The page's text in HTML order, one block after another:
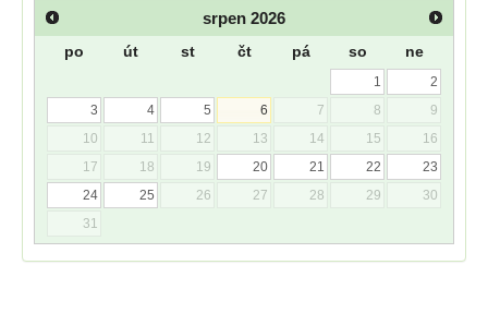
srpen 2026
po út st čt pá so ne
1
2
3
4 5 6 7 8
9
10
11 12 13 14 15
16
17
18 19 20 21 22
23
24
25 26 27 28 29
30
31